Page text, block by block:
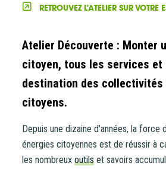
RETROUVEZ L'ATELIER SUR VOTRE
Atelier Découverte : Monter
citoyen, tous les services et
destination des collectivités
citoyens.
Depuis une dizaine d’années, la force
énergies citoyennes est de réussir à
les nombreux outilset savoirs